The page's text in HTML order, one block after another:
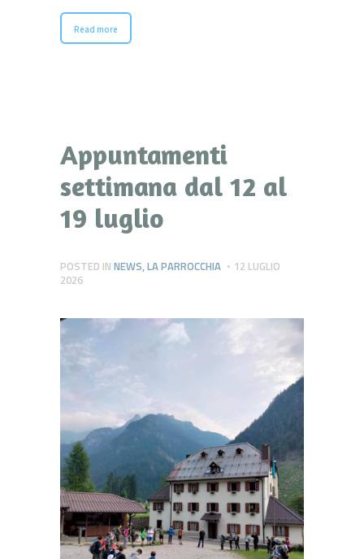
Read more
Appuntamenti
settimana dal 12 al
19 luglio
POSTED IN NEWS,LA PARROCCHIA
12 LUGLIO
2026